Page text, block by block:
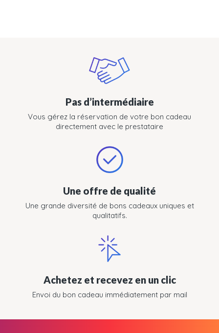
Pas d’intermédiaire
Vous gérez la réservation de votre bon cadeau
directement avec le prestataire
Une offre de qualité
Une grande diversité de bons cadeaux uniques et
qualitatifs.
Achetez et recevez en un clic
Envoi du bon cadeau immédiatement par mail